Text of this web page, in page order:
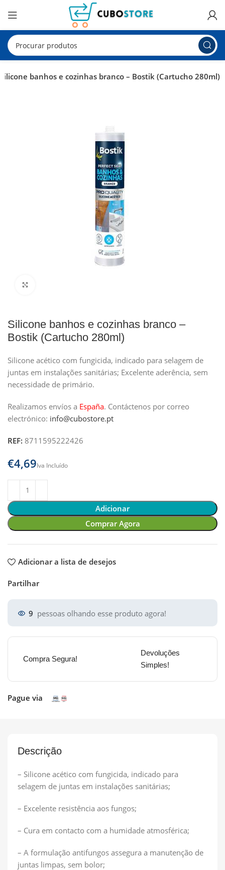
Silicone banhos e cozinhas branco – Bostik (Cartucho 280ml)
Silicone banhos e cozinhas branco –
Bostik (Cartucho 280ml)
Silicone acético com fungicida, indicado para selagem de
juntas em instalações sanitárias; Excelente aderência, sem
necessidade de primário.
Realizamos envíos a España. Contáctenos por correo
electrónico: info@cubostore.pt
REF:8711595222426
€
Adicionar
Comprar Agora
Adicionar a lista de desejos
Partilhar
9 pessoas olhando esse produto agora!
Compra Segura!
Devoluções
Simples!
Pague via
Descrição
– Silicone acético com fungicida, indicado para
selagem de juntas em instalações sanitárias;
– Excelente resistência aos fungos;
– Cura em contacto com a humidade atmosférica;
– A formulação antifungos assegura a manutenção de
juntas limpas, sem bolor;